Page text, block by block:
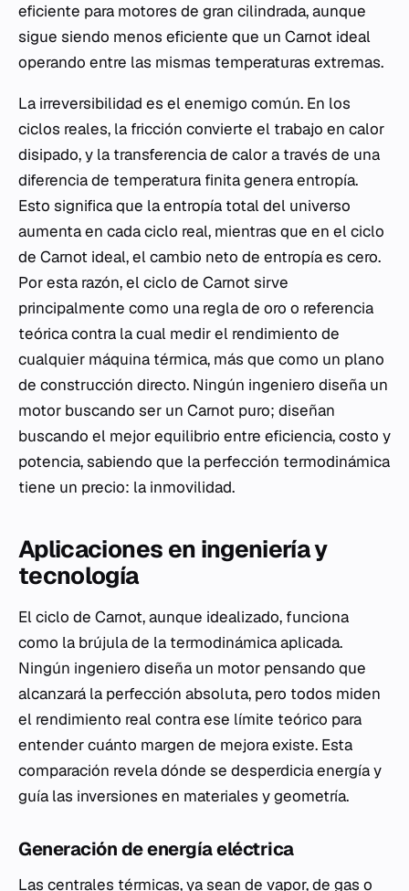
eficiente para motores de gran cilindrada, aunque
sigue siendo menos eficiente que un Carnot ideal
operando entre las mismas temperaturas extremas.
La irreversibilidad es el enemigo común. En los
ciclos reales, la fricción convierte el trabajo en calor
disipado, y la transferencia de calor a través de una
diferencia de temperatura finita genera entropía.
Esto significa que la entropía total del universo
aumenta en cada ciclo real, mientras que en el ciclo
de Carnot ideal, el cambio neto de entropía es cero.
Por esta razón, el ciclo de Carnot sirve
principalmente como una regla de oro o referencia
teórica contra la cual medir el rendimiento de
cualquier máquina térmica, más que como un plano
de construcción directo. Ningún ingeniero diseña un
motor buscando ser un Carnot puro; diseñan
buscando el mejor equilibrio entre eficiencia, costo y
potencia, sabiendo que la perfección termodinámica
tiene un precio: la inmovilidad.
Aplicaciones en ingeniería y
tecnología
El ciclo de Carnot, aunque idealizado, funciona
como la brújula de la termodinámica aplicada.
Ningún ingeniero diseña un motor pensando que
alcanzará la perfección absoluta, pero todos miden
el rendimiento real contra ese límite teórico para
entender cuánto margen de mejora existe. Esta
comparación revela dónde se desperdicia energía y
guía las inversiones en materiales y geometría.
Generación de energía eléctrica
Las centrales térmicas, ya sean de vapor, de gas o